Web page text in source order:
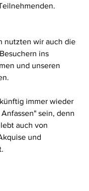
nutzten wir auch die
ins
und unseren
immer wieder
sein, denn
auch von
und